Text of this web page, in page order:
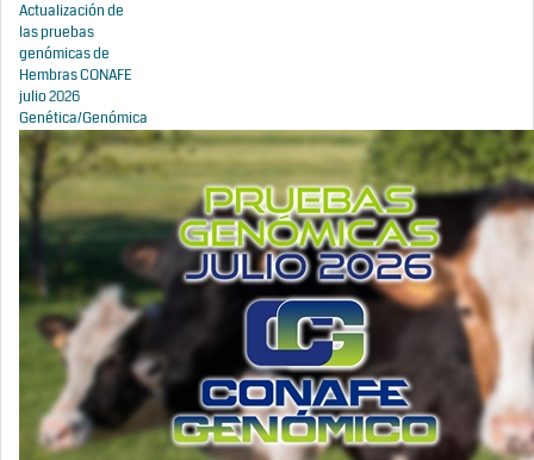
Actualización de
las pruebas
genómicas de
Hembras CONAFE
julio 2026
Genética/Genómica